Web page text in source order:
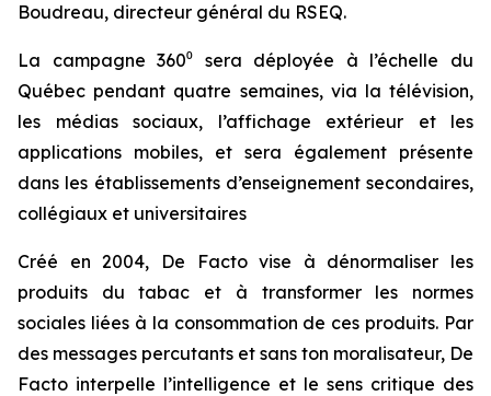
Boudreau, directeur général du RSEQ.
La campagne 360⁰ sera déployée à l’échelle du
Québec pendant quatre semaines, via la télévision,
les médias sociaux, l’affichage extérieur et les
applications mobiles, et sera également présente
dans les établissements d’enseignement secondaires,
collégiaux et universitaires
Créé en 2004, De Facto vise à dénormaliser les
produits du tabac et à transformer les normes
sociales liées à la consommation de ces produits. Par
des messages percutants et sans ton moralisateur, De
Facto interpelle l’intelligence et le sens critique des